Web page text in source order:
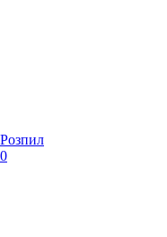
Розпил
0